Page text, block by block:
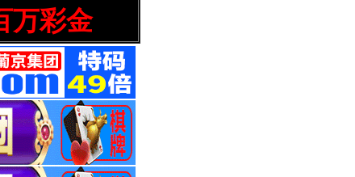
万彩金